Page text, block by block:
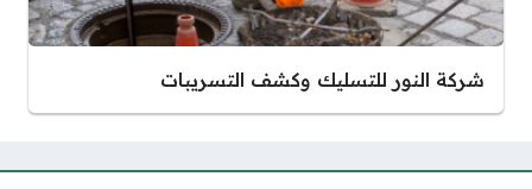
شركة النور للتسليك وكشف التسريبات